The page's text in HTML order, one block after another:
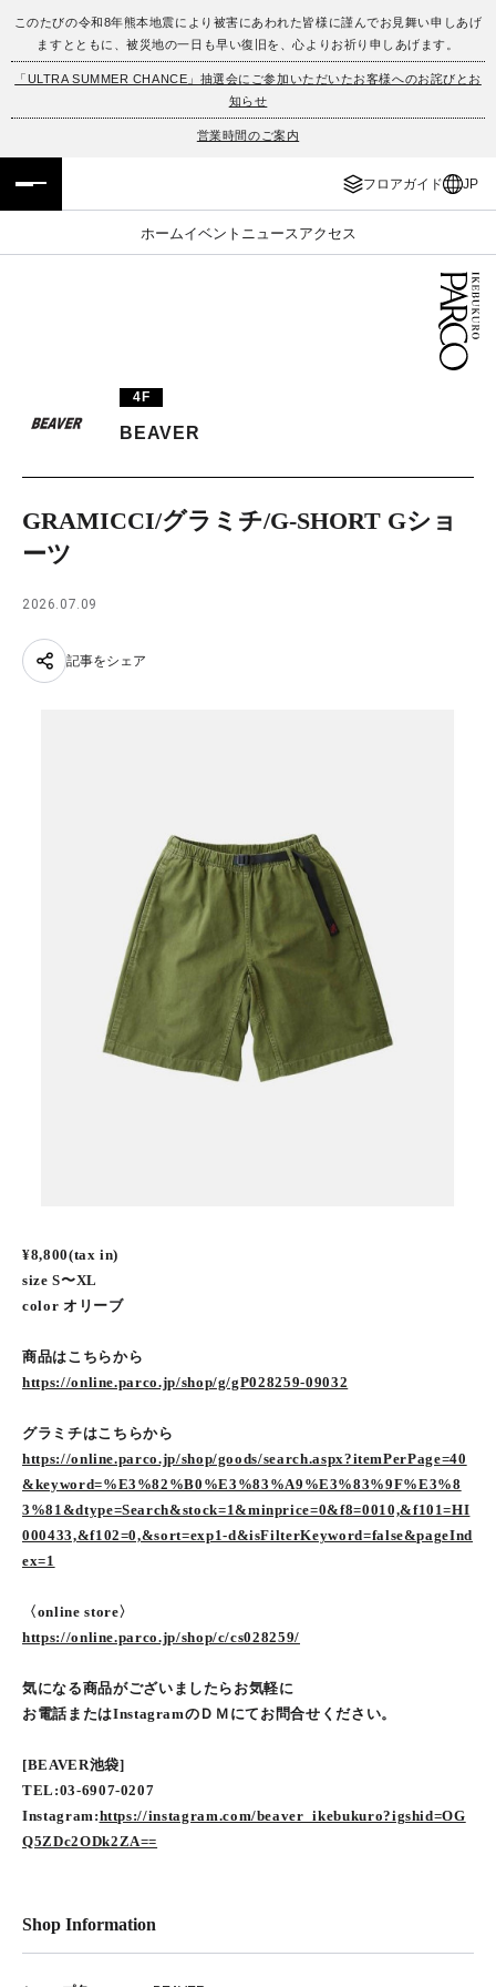
このたびの令和8年熊本地震により被害にあわれた皆様に謹んでお見舞い申しあげ
ますとともに、被災地の一日も早い復旧を、心よりお祈り申しあげます。
「ULTRA SUMMER CHANCE」抽選会にご参加いただいたお客様へのお詫びとお
知らせ
営業時間のご案内
フロアガイド JP
ホームイベント ニュース アクセス
フロアガイド
施設案内・アクセス
PARCOメンバーズ
ENGLISH
繁体字
4F
BEAVER
GRAMICCI/グラミチ/G-SHORT Gショ
ーツ
2026.07.09
記事をシェア
¥8,800(tax in)
size S〜XL
color オリーブ
商品はこちらから
https://online.parco.jp/shop/g/gP028259-09032
グラミチはこちらから
https://online.parco.jp/shop/goods/search.aspx?itemPerPage=40
&keyword=%E3%82%B0%E3%83%A9%E3%83%9F%E3%8
3%81&dtype=Search&stock=1&minprice=0&f8=0010,&f101=HI
000433,&f102=0,&sort=exp1-d&isFilterKeyword=false&pageInd
ex=1
〈online store〉
https://online.parco.jp/shop/c/cs028259/
気になる商品がございましたらお気軽に
お電話またはInstagramのＤＭにてお問合せください。
[BEAVER池袋]
TEL:03-6907-0207
Instagram:https://instagram.com/beaver_ikebukuro?igshid=OG
Q5ZDc2ODk2ZA==
Shop Information